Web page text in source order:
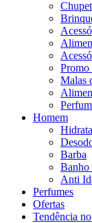
Promo
Malas
Homem
Barba
Banho
Anti
Perfumes
Ofertas
Tendência